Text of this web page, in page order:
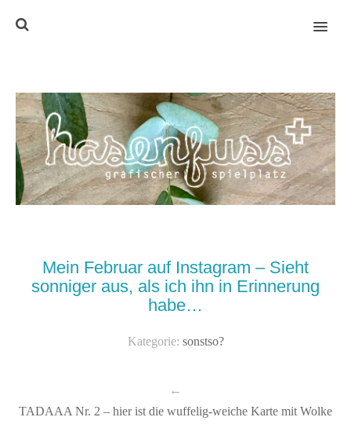
MENU
Mein Februar auf Instagram – Sieht
sonniger aus, als ich ihn in Erinnerung
habe…
Kategorie: sonstso?
←
TADAAA Nr. 2 – hier ist die wuffelig-weiche Karte mit Wolke